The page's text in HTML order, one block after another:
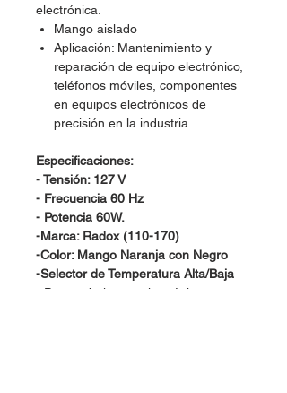
electrónica.
Mango aislado
Aplicación: Mantenimiento y
reparación de equipo electrónico,
teléfonos móviles, componentes
en equipos electrónicos de
precisión en la industria
Especificaciones:
- Tensión: 127 V
- Frecuencia 60 Hz
- Potencia 60W.
-Marca: Radox (110-170)
-Color: Mango Naranja con Negro
-Selector de Temperatura Alta/Baja
• Para trabajos en electrónica y